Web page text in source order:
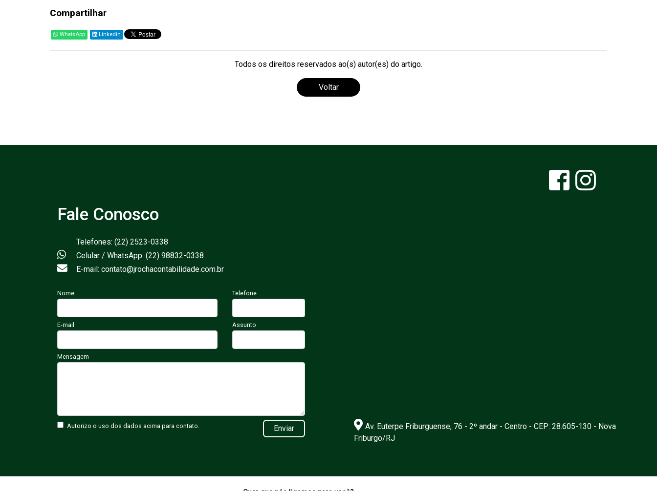
Compartilhar
WhatsApp Linkedin
Todos os direitos reservados ao(s) autor(es) do artigo.
Voltar
Fale Conosco
Telefones: (22) 2523-0338
Celular / WhatsApp: (22) 98832-0338
E-mail: contato@jrochacontabilidade.com.br
Nome Telefone
E-mail Assunto
Mensagem
Autorizo o uso dos dados acima para contato. Enviar
Av. Euterpe Friburguense, 76 - 2º andar - Centro - CEP: 28.605-130 - Nova
Friburgo/RJ